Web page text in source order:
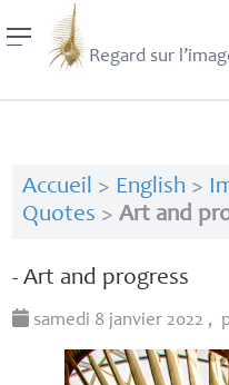
Regard sur
Accueil > English >
Quotes > Art and
- Art and progress
samedi 8 janvier 2022 ,